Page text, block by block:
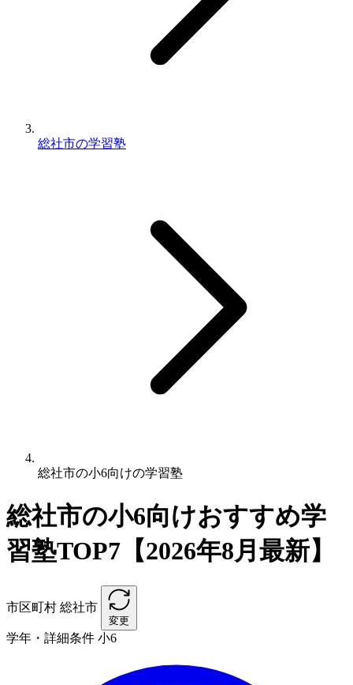
総社市の学習塾
総社市の小6向けの学習塾
総社市の小6向けおすすめ学
習塾TOP7【2026年8月最新】
市区町村 総社市
変更
学年・詳細条件 小6